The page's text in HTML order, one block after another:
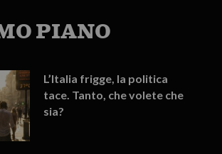
PIANO
L’Italia frigge, la politica
tace. Tanto, che volete che
sia?